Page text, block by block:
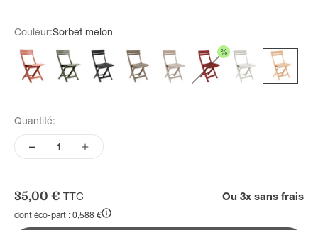
Couleur:Sorbet melon
TerracottaGreen forestAnthraciteTaupe Lin Rouge Bossa Nova
%Blanc Sorbet
Quantité:
Prix de vente
35,00 € TTC
dont éco-part : 0,588 €
Ou 3x sans frais